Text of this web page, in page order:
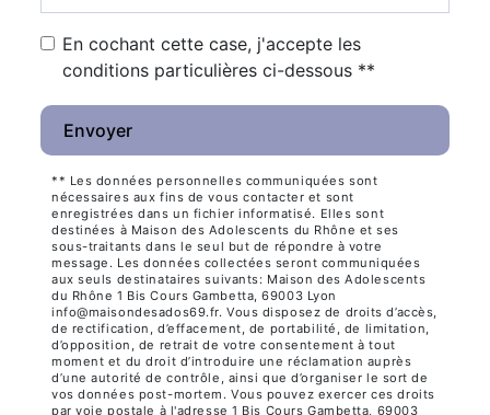
En cochant cette case, j'accepte les
conditions particulières ci-dessous **
Envoyer
** Les données personnelles communiquées sont
nécessaires aux fins de vous contacter et sont
enregistrées dans un fichier informatisé. Elles sont
destinées à Maison des Adolescents du Rhône et ses
sous-traitants dans le seul but de répondre à votre
message. Les données collectées seront communiquées
aux seuls destinataires suivants: Maison des Adolescents
du Rhône 1 Bis Cours Gambetta, 69003 Lyon
info@maisondesados69.fr. Vous disposez de droits d’accès,
de rectification, d’effacement, de portabilité, de limitation,
d’opposition, de retrait de votre consentement à tout
moment et du droit d’introduire une réclamation auprès
d’une autorité de contrôle, ainsi que d’organiser le sort de
vos données post-mortem. Vous pouvez exercer ces droits
par voie postale à l'adresse 1 Bis Cours Gambetta, 69003